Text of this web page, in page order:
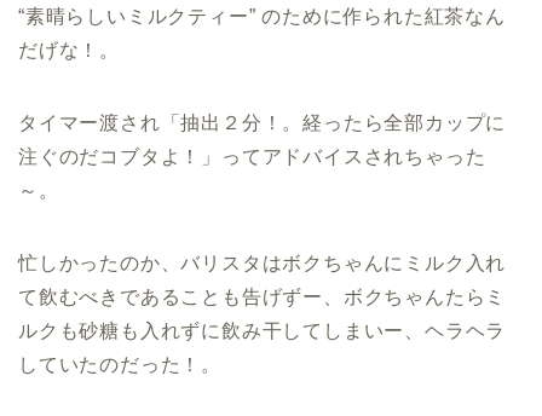
“素晴らしいミルクティー” のために作られた紅茶なん
だげな！。
タイマー渡され「抽出２分！。経ったら全部カップに
注ぐのだコブタよ！」ってアドバイスされちゃった
～。
忙しかったのか、バリスタはボクちゃんにミルク入れ
て飲むべきであることも告げずー、ボクちゃんたらミ
ルクも砂糖も入れずに飲み干してしまいー、ヘラヘラ
していたのだった！。